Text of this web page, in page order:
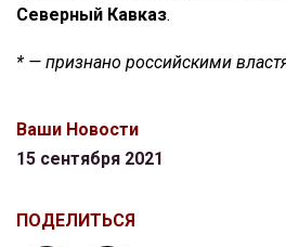
Северный Кавказ.
* — признано российскими
Ваши Новости
15 сентября 2021
ПОДЕЛИТЬСЯ